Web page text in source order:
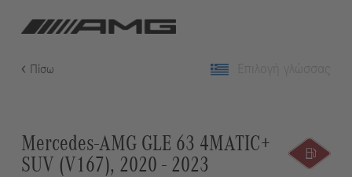
Πίσω
Mercedes-AMG GLE 63 4MATIC+
SUV (V167), 2020 - 2023